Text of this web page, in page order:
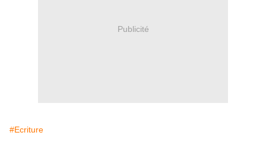
Publicité
#Ecriture